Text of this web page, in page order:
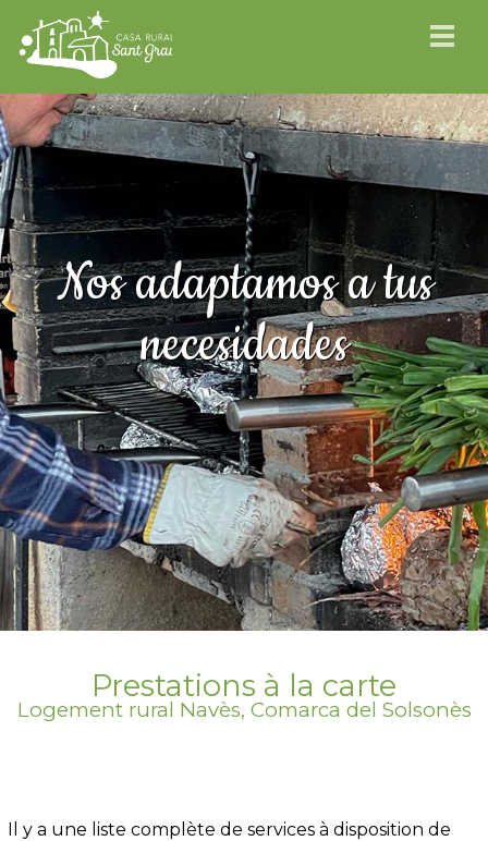
Nos adaptamos a tus
necesidades
Prestations à la carte
Logement rural Navès, Comarca del Solsonès
Il y a une liste complète de services à disposition de